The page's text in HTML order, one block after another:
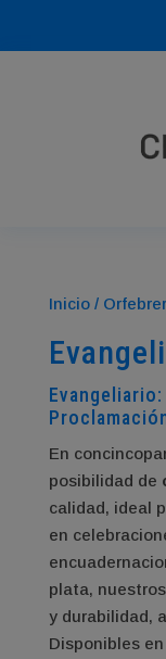
Inicio/
En
posibilidad de
calidad, ideal
en
plata,
y durabilidad,
Disponibles